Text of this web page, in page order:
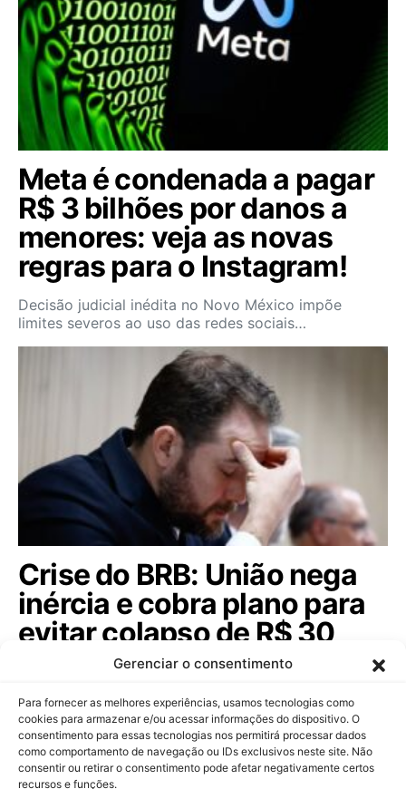
Gerenciar o consentimento
Para fornecer as melhores experiências, usamos tecnologias como
cookies para armazenar e/ou acessar informações do dispositivo. O
consentimento para essas tecnologias nos permitirá processar dados
como comportamento de navegação ou IDs exclusivos neste site. Não
consentir ou retirar o consentimento pode afetar negativamente certos
recursos e funções.
Meta é condenada a pagar
R$ 3 bilhões por danos a
menores: veja as novas
regras para o Instagram!
Decisão judicial inédita no Novo México impõe
limites severos ao uso das redes sociais…
Crise do BRB: União nega
inércia e cobra plano para
evitar colapso de R$ 30
bilhões. Saiba tudo!
Dario Durigan rebate críticas do governo do DF
sobre a crise do BRB e destaca riscos…